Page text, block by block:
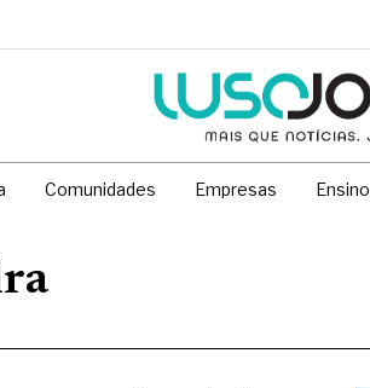
Comunidades Empresas Ensino